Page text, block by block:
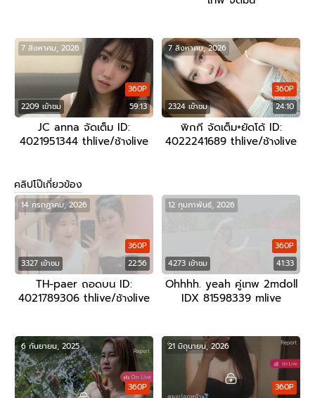
2209 เข้าชม 59:13
360P
7 สิงหาคม, 2026
JC anna จัดเต็ม ID:
4021951344 thlive/ช้างlive
2324 เข้าชม 24:10
360P
7 สิงหาคม, 2026
พิกกี จัดเต็ม+ยัดโด้ ID:
4022241689 thlive/ช้างlive
คลิปโป๊เกี่ยวข้อง
3327 เข้าชม 22:56
360P
14 กรกฎาคม, 2026
TH-paer ถอดบน ID:
4021789306 thlive/ช้างlive
4273 เข้าชม 41:33
360P
12 กุมภาพันธ์, 2026
Ohhhh. yeah คู่เทพ 2mdoll
IDX 81598339 mlive
360P
6 กันยายน, 2025
360P
21 มิถุนายน, 2026